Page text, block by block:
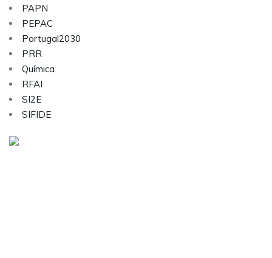
PAPN
PEPAC
Portugal2030
PRR
Química
RFAI
SI2E
SIFIDE